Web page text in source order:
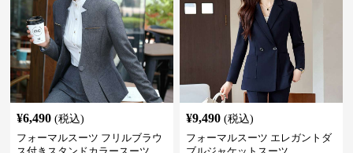
¥6,490 (税込)
フォーマルスーツ フリルブラウ
¥9,490 (税込)
フォーマルスーツ エレガントダ